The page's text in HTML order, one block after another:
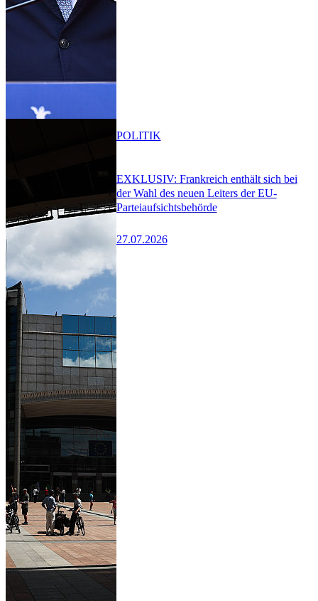
EXKLUSIV: Frankreich enthält sich bei
der Wahl des neuen Leiters der EU-
Parteiaufsichtsbehörde
27.07.2026
POLITIK